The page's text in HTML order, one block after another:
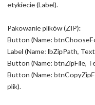
etykiecie (Label).
Pakowanie plików (ZIP):
Button (Name:
Label (Name: lbZipPath,
Button (Name: btnZipFile,
Button (Name:
plik).